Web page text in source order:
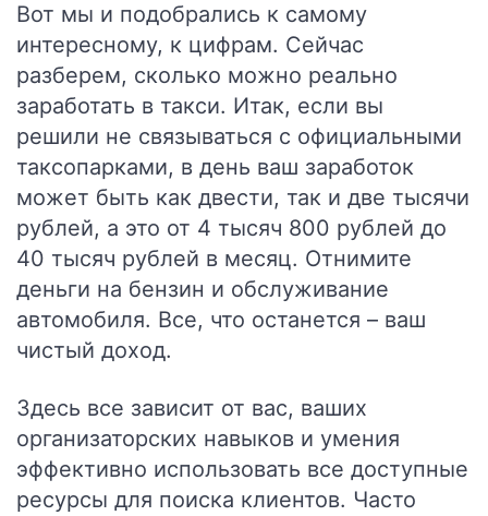
Вот мы и подобрались к самому
интересному, к цифрам. Сейчас
разберем, сколько можно реально
заработать в такси. Итак, если вы
решили не связываться с официальными
таксопарками, в день ваш заработок
может быть как двести, так и две тысячи
рублей, а это от 4 тысяч 800 рублей до
40 тысяч рублей в месяц. Отнимите
деньги на бензин и обслуживание
автомобиля. Все, что останется – ваш
чистый доход.
Здесь все зависит от вас, ваших
организаторских навыков и умения
эффективно использовать все доступные
ресурсы для поиска клиентов. Часто